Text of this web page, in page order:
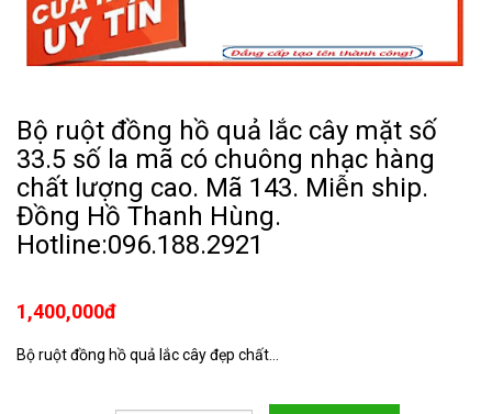
Bộ ruột đồng hồ quả lắc cây mặt số
33.5 số la mã có chuông nhạc hàng
chất lượng cao. Mã 143. Miễn ship.
Đồng Hồ Thanh Hùng.
Hotline:096.188.2921
1,400,000đ
Bộ ruột đồng hồ quả lắc cây đẹp chất...